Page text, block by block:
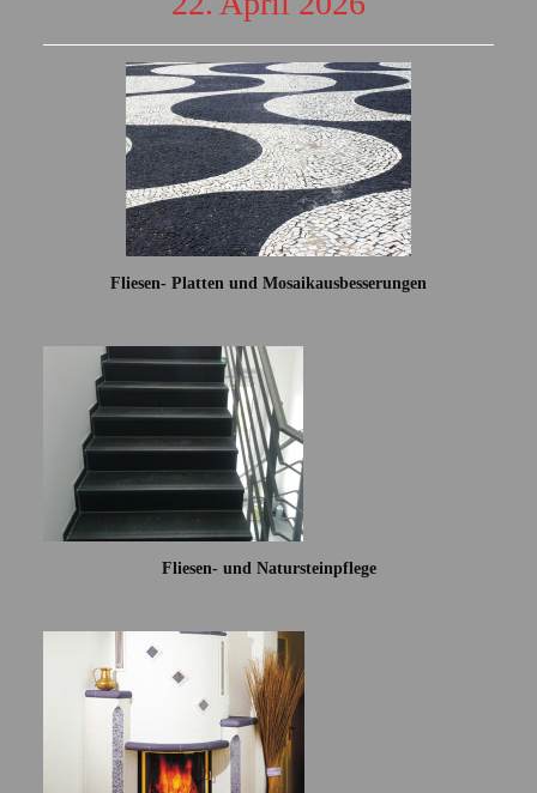
Fliesen- Platten und Mosaikausbesserungen
Fliesen- und Natursteinpflege